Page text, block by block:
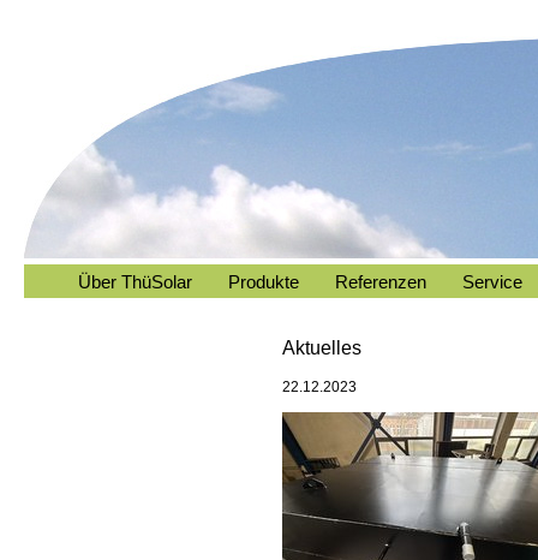
Aktuelles
22.12.2023
Über ThüSolar Produkte Referenzen Service